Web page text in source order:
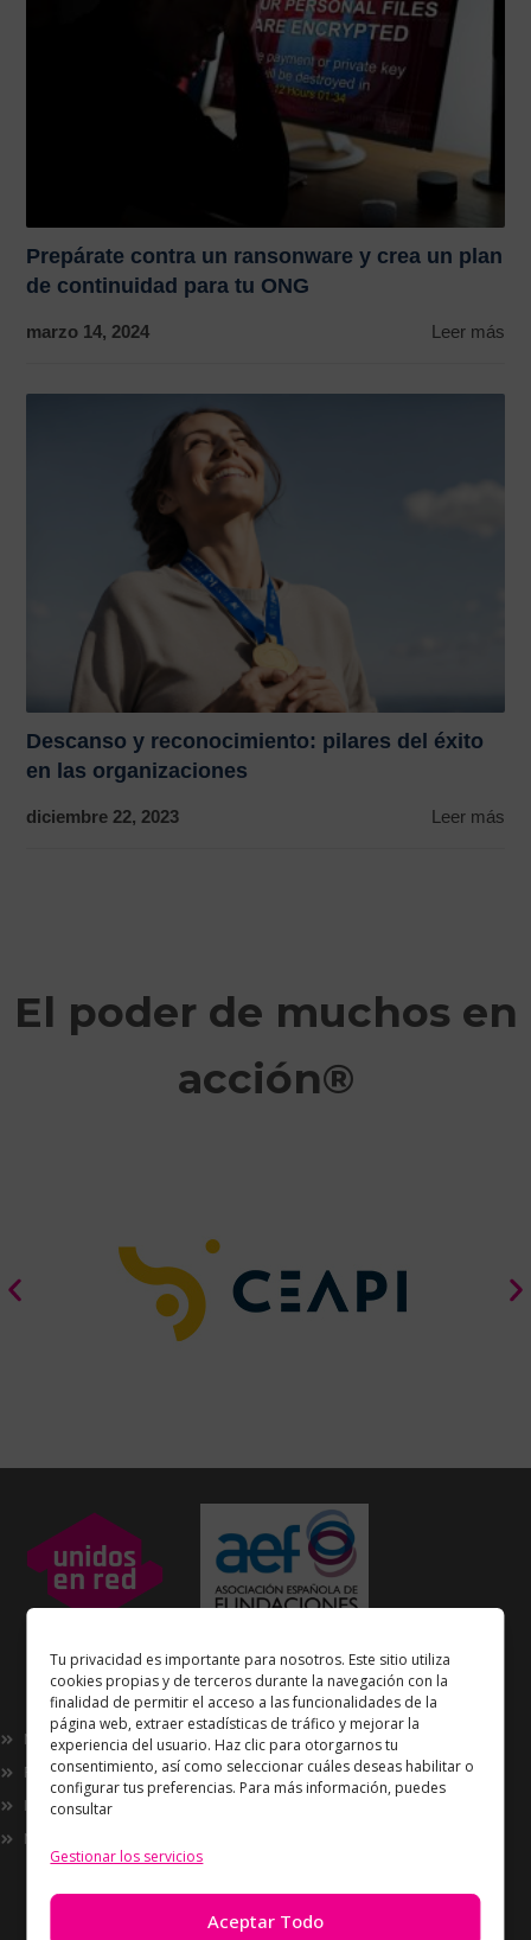
Tu privacidad es importante para nosotros. Este sitio utiliza
cookies propias y de terceros durante la navegación con la
finalidad de permitir el acceso a las funcionalidades de la
página web, extraer estadísticas de tráfico y mejorar la
experiencia del usuario. Haz clic para otorgarnos tu
consentimiento, así como seleccionar cuáles deseas habilitar o
configurar tus preferencias. Para más información, puedes
consultar
Gestionar los servicios
Aceptar Todo
Prepárate contra un ransonware y crea un plan
de continuidad para tu ONG
marzo 14, 2024 Leer más
Descanso y reconocimiento: pilares del éxito
en las organizaciones
diciembre 22, 2023 Leer más
El poder de muchos en
acción®
Enlaces de interés
Nosotros
Proyectos
Innovación
Now
de laAsociación Española de Fundaciones
Política de Privacidad
Política de cookies